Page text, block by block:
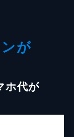
が
ホ代が